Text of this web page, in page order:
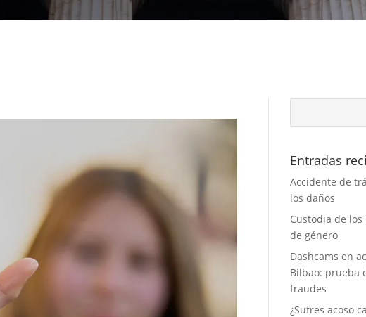
Entradas
Accidente de
los daños
Custodia de
de género
Dashcams en
Bilbao: prueba
fraudes
¿Sufres acoso